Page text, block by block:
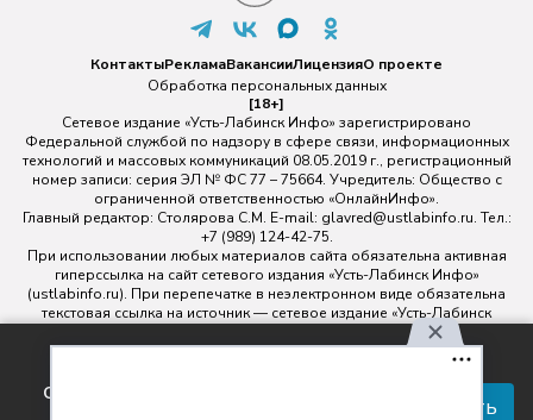
соглашаетесь с правилами
Принять
КонтактыРекламаВакансииЛицензияО проекте
Обработка персональных данных
[18+]
Сетевое издание «Усть-Лабинск Инфо» зарегистрировано
Федеральной службой по надзору в сфере связи, информационных
технологий и массовых коммуникаций 08.05.2019 г., регистрационный
номер записи: серия ЭЛ № ФС 77 – 75664. Учредитель: Общество с
ограниченной ответственностью «ОнлайнИнфо».
Главный редактор: Столярова С.М. E-mail: glavred@ustlabinfo.ru. Тел.:
+7 (989) 124-42-75.
При использовании любых материалов сайта обязательна активная
гиперссылка на сайт сетевого издания «Усть-Лабинск Инфо»
(ustlabinfo.ru). При перепечатке в неэлектронном виде обязательна
текстовая ссылка на источник — сетевое издание «Усть-Лабинск
Использование фото- и видеоматериалов без письменного